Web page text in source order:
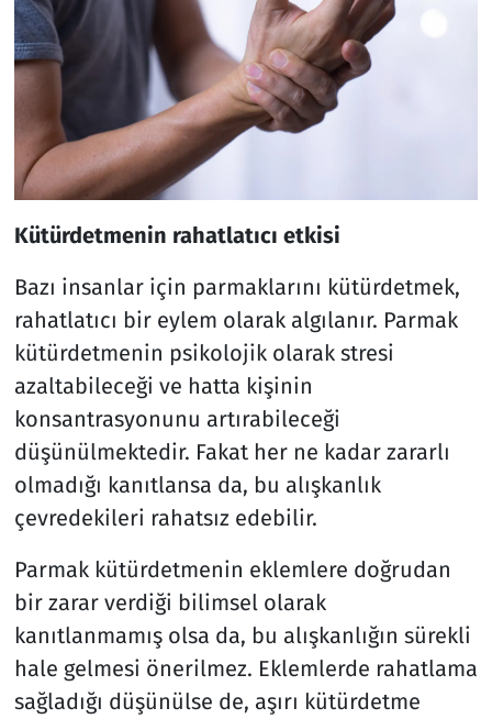
Kütürdetmenin rahatlatıcı etkisi
Bazı insanlar için parmaklarını kütürdetmek,
rahatlatıcı bir eylem olarak algılanır. Parmak
kütürdetmenin psikolojik olarak stresi
azaltabileceği ve hatta kişinin
konsantrasyonunu artırabileceği
düşünülmektedir. Fakat her ne kadar zararlı
olmadığı kanıtlansa da, bu alışkanlık
çevredekileri rahatsız edebilir.
Parmak kütürdetmenin eklemlere doğrudan
bir zarar verdiği bilimsel olarak
kanıtlanmamış olsa da, bu alışkanlığın sürekli
hale gelmesi önerilmez. Eklemlerde rahatlama
sağladığı düşünülse de, aşırı kütürdetme